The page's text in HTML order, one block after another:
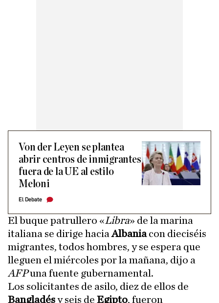
Von der Leyen se plantea
abrir centros de inmigrantes
fuera de la UE al estilo
Meloni
El Debate
El buque patrullero «Libra» de la marina
italiana se dirige haciaAlbaniacon dieciséis
migrantes, todos hombres, y se espera que
lleguen el miércoles por la mañana, dijo a
AFPuna fuente gubernamental.
Los solicitantes de asilo, diez de ellos de
Bangladésy seis de Egipto, fueron